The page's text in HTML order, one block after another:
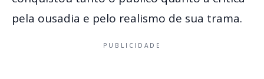
pela ousadia e pelo realismo de sua trama.
PUBLICIDADE